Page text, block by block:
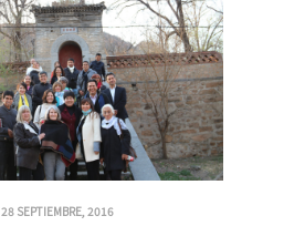
28 SEPTIEMBRE, 2016